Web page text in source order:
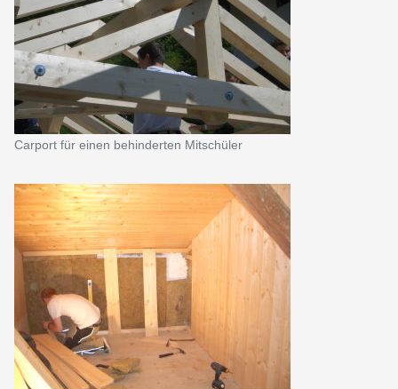
Carport für einen behinderten Mitschüler